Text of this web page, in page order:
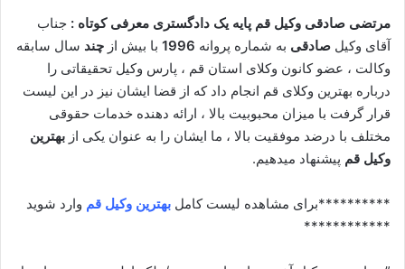
مرتضی صادقی وکیل قم پایه یک دادگستری معرفی کوتاه : جناب
آقای وکیل صادقی به شماره پروانه با بیش از چند سال سابقه
وکالت ، عضو کانون وکلای استان قم ، پارس وکیل تحقیقاتی را
درباره بهترین وکلای قم انجام داد که از قضا ایشان نیز در این لیست
قرار گرفت با میزان محبوبیت بالا ، ارائه دهنده خدمات حقوقی
مختلف با درضد موفقیت بالا ، ما ایشان را به عنوان یکی از بهترین
وکیل قم پیشنهاد میدهیم.
**********برای مشاهده لیست کامل بهترین وکیل قم وارد شوید
************